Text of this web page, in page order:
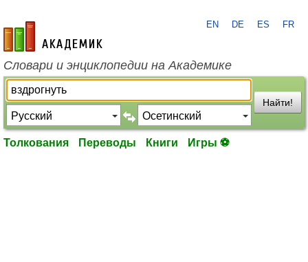
academic.ru
EN DE ES FR
Словари и энциклопедии на Академике
Найти!
Толкования Переводы Книги Игры ⚽